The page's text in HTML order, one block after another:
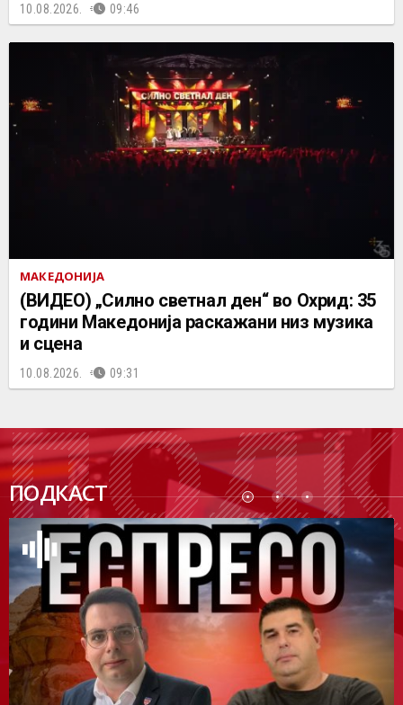
10.08.2026. 09:46
МАКЕДОНИЈА
(ВИДЕО) „Силно светнал ден“ во Охрид: 35
години Македонија раскажани низ музика
и сцена
10.08.2026. 09:31
ПОДКАСТ
ПОДК
АСТ